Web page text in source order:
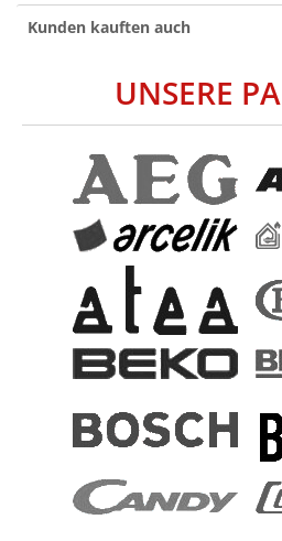
Kunden kauften auch
UNSERE